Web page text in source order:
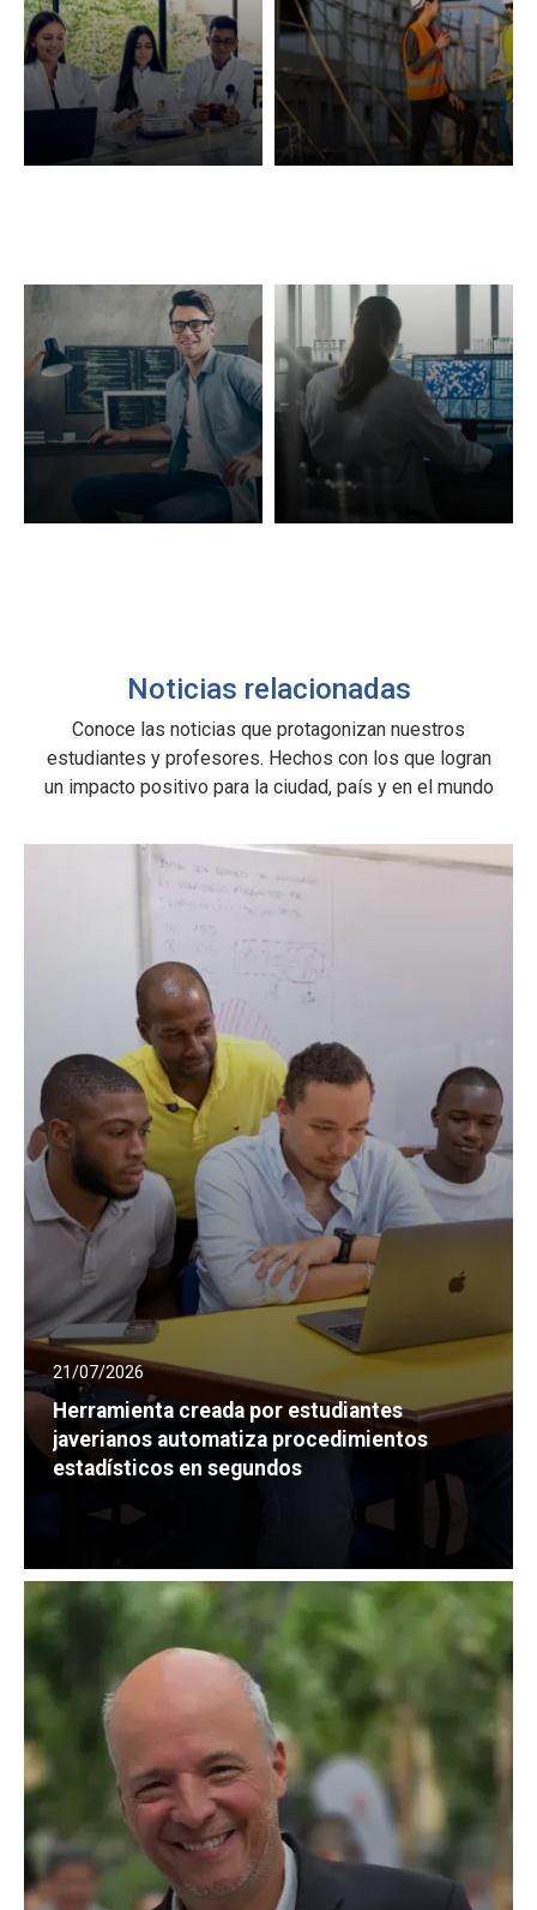
Noticias relacionadas
Conoce las noticias que protagonizan nuestros
estudiantes y profesores. Hechos con los que logran
un impacto positivo para la ciudad, país y en el mundo
21/07/2026
Herramienta creada por estudiantes
javerianos automatiza procedimientos
estadísticos en segundos